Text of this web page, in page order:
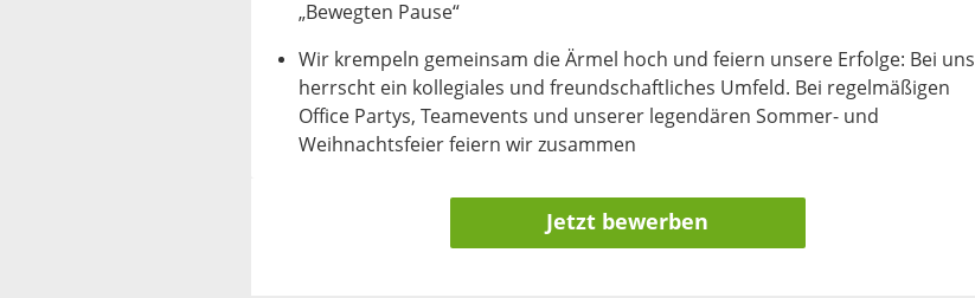
„Bewegten Pause“
Wir krempeln gemeinsam die Ärmel hoch und feiern unsere Erfolge: Bei uns
herrscht ein kollegiales und freundschaftliches Umfeld. Bei regelmäßigen
Office Partys, Teamevents und unserer legendären Sommer- und
Weihnachtsfeier feiern wir zusammen
Jetzt bewerben